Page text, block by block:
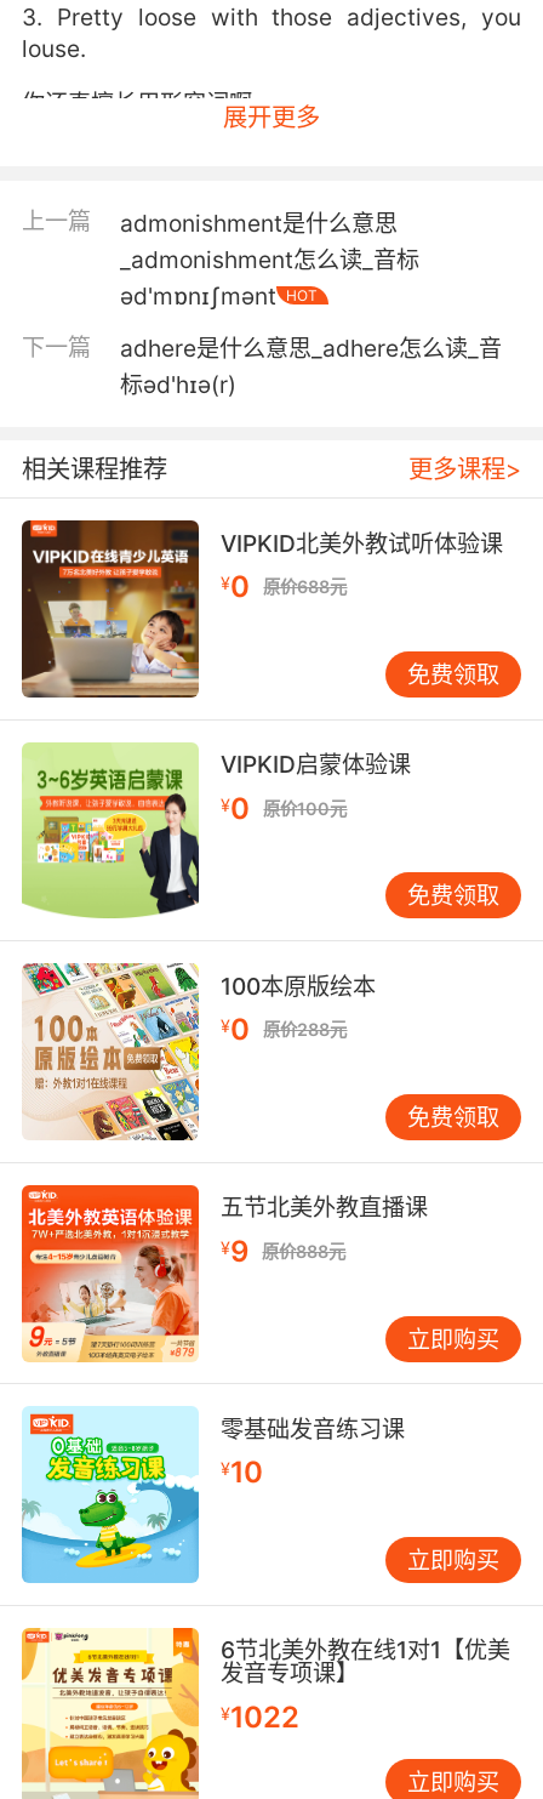
3. Pretty loose with those adjectives, you
louse.
你还真擅长用形容词啊
我也想到了其他某些形容词
5. I hope you're referring to the modern use of
the adjective.
我希望你说的是现代英语中"友善"的意思
她说你自命不凡 高傲无比 还用了很多其他形容词
7. Don't forget, the reviewer said you used
too many adjectives before.
别忘了 评论家说过 你之前用的形容词太多了
8. It's an adjective, though, ironically, most
words that end in "ly" are adverbs.
是个形容词 虽然 讽刺地说 大多数 以ly结尾的单
词都是副词
9. I... I have no want to write some twobit
horror novel with ghoulish adjectives.
我不想写一些不入流的恐怖小说 用一些病态的形
容词
10. I'll make a fist of it , on the hoof, as it were
clever: adjective
meaningadroit,nimble,dextrous.
展开更多
上一篇
admonishment是什么意思
_admonishment怎么读_音标
əd'mɒnɪʃmənt
HOT
下一篇
adhere是什么意思_adhere怎么读_音
标əd'hɪə(r)
相关课程推荐 更多课程>
VIPKID北美外教试听体验课
¥0 原价688元
免费领取
VIPKID启蒙体验课
¥0 原价100元
免费领取
100本原版绘本
¥0 原价288元
免费领取
五节北美外教直播课
¥9 原价888元
立即购买
零基础发音练习课
¥10
立即购买
6节北美外教在线1对1【优美
发音专项课】
¥1022
立即购买